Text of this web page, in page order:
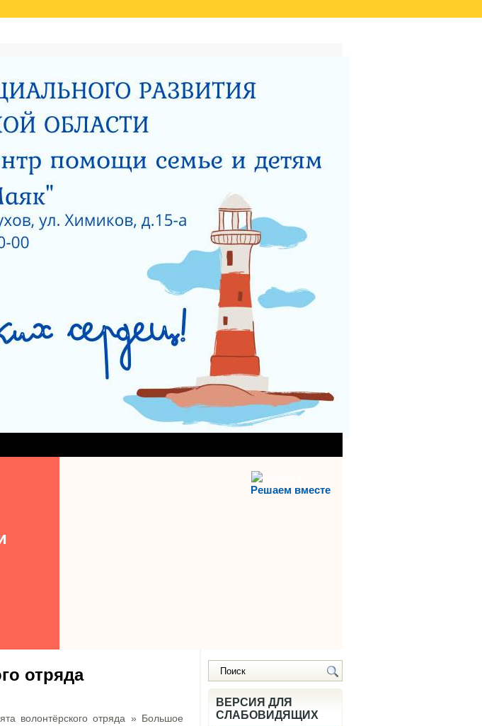
ЗАКЛЮЧЕНИЕ ВИДЕО
СОЦИАЛЬНО-РЕАБИЛИТАЦИОННЫЙ ЦЕНТР ДЛЯ
МЕДИЦИНСКОЙ ДЕЯТЕЛЬНОСТИ
ПАДЕНИЯ ИЗ ОКНА?
ПОДВЕДОМСТВЕННЫХ МИНИСТЕРСТВУ СОЦИАЛЬНОГО
НЕЗАВИСИМОЙ ОЦЕНКИ КАЧЕСТВА РАБОТЫ ГКУСО МО
(2015 ГОД)
ЗАЩИТА ПРАВ ДЕТЕЙ
ПОРЯДОК ПОДАЧИ ОБРАЩЕНИЯ
СЕМЕЙ #15513 (БЕЗ НАЗВАНИЯ)
СИРОТ УЧАСТКОВАЯ СОЦИАЛЬНАЯ СЛУЖБА
Решаем вместе
отряда
волонтёрского отряда » Большое
ВЕРСИЯ ДЛЯ
СЛАБОВИДЯЩИХ